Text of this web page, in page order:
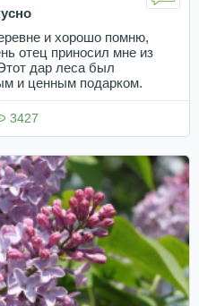
и хорошо помню,
отец приносил мне из
дар леса был
и ценным подарком.
3427